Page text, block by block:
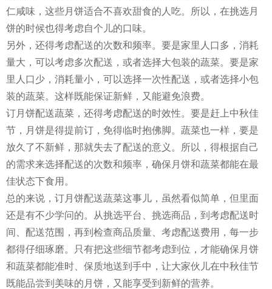
仁咸味，这些月饼适合不喜欢甜食的人吃。所以，在挑选月
饼的时候也得考虑自个儿的口味。
另外，还得考虑配送的次数和频率。要是家里人口多，消耗
量大，可以考虑多次配送，或者选择大包装的蔬菜。要是家
里人口少，消耗量小，可以选择一次性配送，或者选择小包
装的蔬菜。这样既能保证新鲜，又能避免浪费。
订月饼配送蔬菜，还得考虑配送的时效性。要是赶上中秋佳
节，月饼是得提前订，免得临时抱佛脚。蔬菜也一样，要是
放久了不新鲜，那就失去了配送的意义。所以，得根据自己
的需求来选择配送的次数和频率，确保月饼和蔬菜都能在最
佳状态下食用。
总的来说，订月饼配送蔬菜这事儿，虽然看似简单，但里面
还是有不少学问的。从挑选平台、挑选商品，到考虑配送时
间、配送范围，再到检查商品质量、考虑配送费用，每一步
都得仔细琢磨。只有把这些细节都考虑到位，才能确保月饼
和蔬菜都能准时、保质地送到手中，让大家伙儿在中秋佳节
既能品尝到美味的月饼，又能享受到新鲜的营养。